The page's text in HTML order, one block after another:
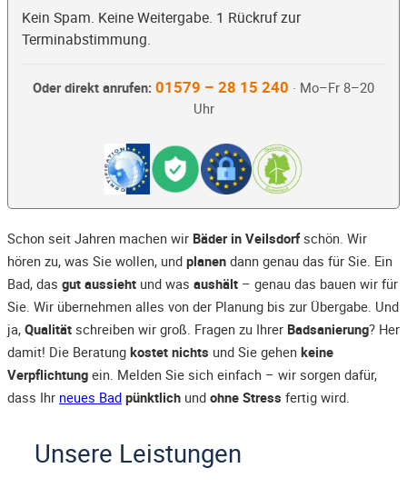
Kein Spam. Keine Weitergabe. 1 Rückruf zur
Terminabstimmung.
Oder direkt anrufen: 01579 – 28 15 240 · Mo–Fr 8–20
Uhr
Schon seit Jahren machen wir Bäder in Veilsdorfschön. Wir
hören zu, was Sie wollen, und planen dann genau das für Sie. Ein
Bad, das gut aussieht und was aushält – genau das bauen wir für
Sie. Wir übernehmen alles von der Planung bis zur Übergabe. Und
ja, Qualität schreiben wir groß. Fragen zu Ihrer Badsanierung? Her
damit! Die Beratung kostet nichts und Sie gehen keine
Verpflichtung ein. Melden Sie sich einfach – wir sorgen dafür,
dass Ihr neues Bad pünktlich und ohne Stress fertig wird.
Unsere Leistungen